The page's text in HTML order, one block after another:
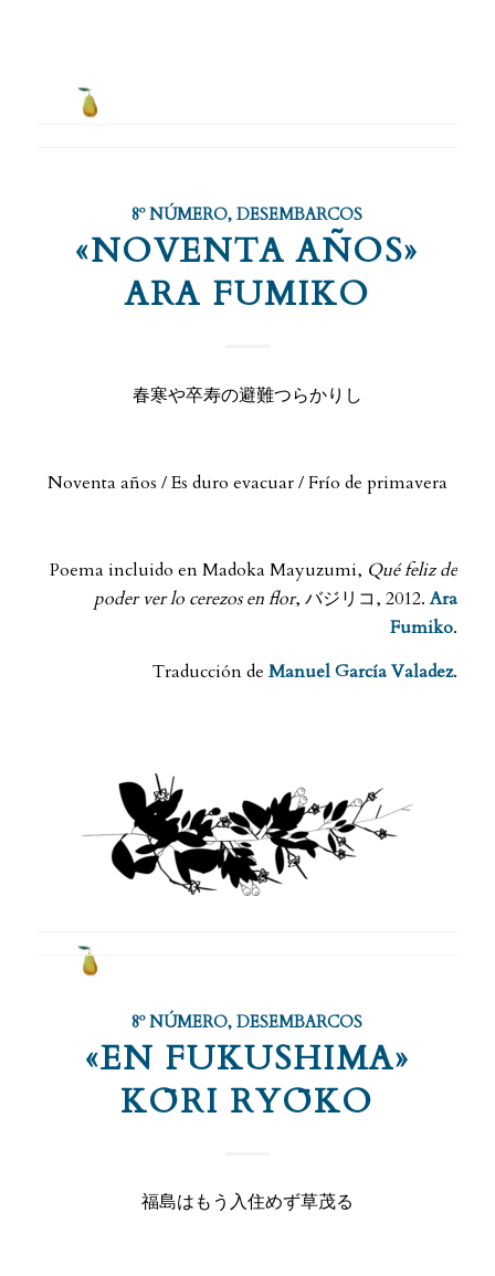
8º NÚMERO,DESEMBARCOS
«NOVENTA AÑOS»
ARA FUMIKO
春寒や卒寿の避難つらかりし
Noventa años / Es duro evacuar / Frío de primavera
Poema incluido en Madoka Mayuzumi, Qué feliz de
poder ver lo cerezos en flor, バジリコ, 2012.Ara
Fumiko.
Traducción deManuel García Valadez.
8º NÚMERO,DESEMBARCOS
«EN FUKUSHIMA»
KŌRI RYŌKO
福島はもう入住めず草茂る